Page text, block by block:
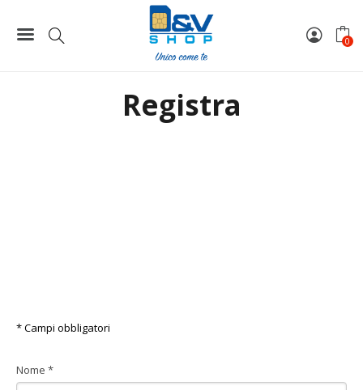
0
Registra
Registra
* Campi obbligatori
Nome *